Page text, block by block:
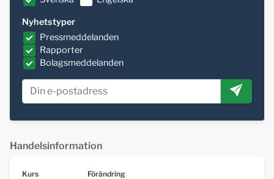
Nyhetstyper
Pressmeddelanden
Rapporter
Bolagsmeddelanden
Handelsinformation
Kurs Förändring